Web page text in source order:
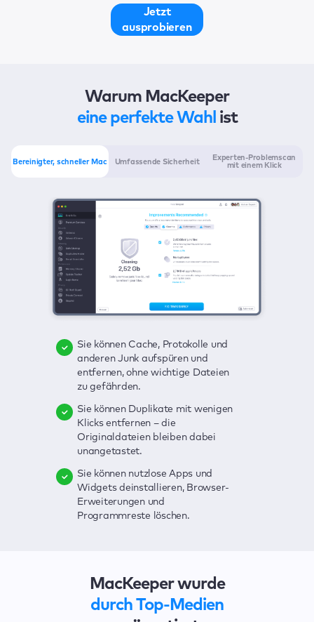
Jetzt
ausprobieren
Warum MacKeeper
eine perfekte Wahl ist
Bereinigter, schneller Mac Umfassende Sicherheit
Experten-Problemscan
mit einem Klick
Sie können Cache, Protokolle und
anderen Junk aufspüren und
entfernen, ohne wichtige Dateien
zu gefährden.
Sie können Duplikate mit wenigen
Klicks entfernen – die
Originaldateien bleiben dabei
unangetastet.
Sie können nutzlose Apps und
Widgets deinstallieren, Browser-
Erweiterungen und
Programmreste löschen.
Sie können Viren löschen,
Echtzeitschutz nutzen und Adware
mit einem Klick beseitigen.
Kreditkarten- und andere sensible
Daten im Auge behalten. Bei
Sicherheitsverletzungen werden
Sie sofort benachrichtigt.
Mit VPN können Sie Ihre
Verbindung schützen und Ihre
Surfaktivitäten vor Spionen und
Hackern verbergen.
Mit einem Klick lassen sich alle
möglichen Bedrohungen für Ihren
Mac ausfindig machen – Junk,
Viren, Adware, veraltete Apps und
Die übersichtliche und praktische
Benutzeroberfläche zur Erkennung
der Sicherheitsschwachstellen
benutzerfreundlich.
Mit wenigen Klicks lassen sich alle
Probleme beheben.
MacKeeper wurde
durch Top-Medien